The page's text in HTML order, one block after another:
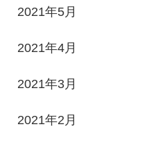
2021年5月
2021年4月
2021年3月
2021年2月